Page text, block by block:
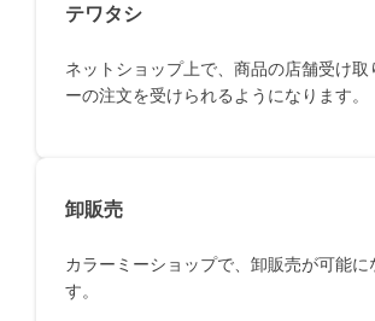
テワタシ
ネットショップ上で、商品の店舗受け取
ーの注文を受けられるようになります。
卸販売
カラーミーショップで、卸販売が可能に
す。